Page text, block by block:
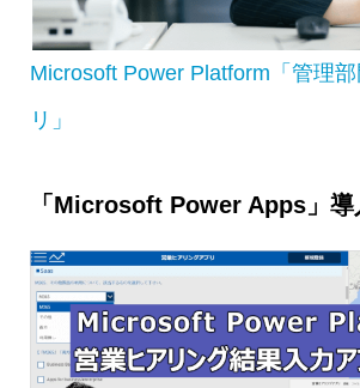
Microsoft Power Platform「管理
リ」
「Microsoft Power Apps」導